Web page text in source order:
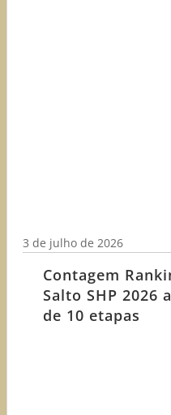
Contagem
Salto SHP 2026
de 10 etapas
3 de julho de 2026